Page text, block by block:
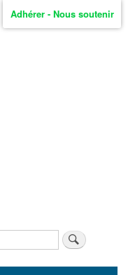
Adhérer - Nous soutenir